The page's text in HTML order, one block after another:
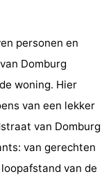
personen en
Domburg
woning. Hier
van een lekker
van Domburg
van gerechten
van de